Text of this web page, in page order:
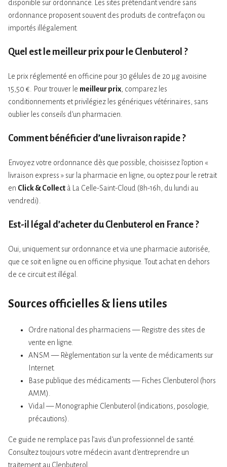
disponible sur ordonnance. Les sites prétendant vendre sans
ordonnance proposent souvent des produits de contrefaçon ou
importés illégalement.
Quel est le meilleur prix pour le Clenbuterol ?
Le prix réglementé en officine pour 30 gélules de 20 µg avoisine
15,50 €. Pour trouver le meilleur prix , comparez les
conditionnements et privilégiez les génériques vétérinaires, sans
oublier les conseils d’un pharmacien.
Comment bénéficier d’une livraison rapide ?
Envoyez votre ordonnance dès que possible, choisissez l’option «
livraison express » sur la pharmacie en ligne, ou optez pour le retrait
en Click & Collect à La Celle-Saint-Cloud (8h-16h, du lundi au
vendredi).
Est-il légal d’acheter du Clenbuterol en France ?
Oui, uniquement sur ordonnance et via une pharmacie autorisée,
que ce soit en ligne ou en officine physique. Tout achat en dehors
de ce circuit est illégal.
Sources officielles & liens utiles
Ordre national des pharmaciens — Registre des sites de
vente en ligne.
ANSM — Règlementation sur la vente de médicaments sur
Internet.
Base publique des médicaments — Fiches Clenbuterol (hors
AMM).
Vidal — Monographie Clenbuterol (indications, posologie,
précautions).
Ce guide ne remplace pas l’avis d’un professionnel de santé.
Consultez toujours votre médecin avant d’entreprendre un
traitement au Clenbuterol.